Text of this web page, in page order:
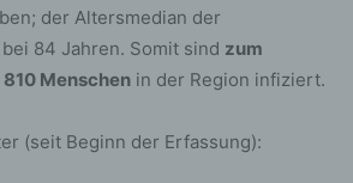
der Altersmedian der
84 Jahren. Somit sind zum
Menschen in der Region infiziert.
(seit Beginn der Erfassung):